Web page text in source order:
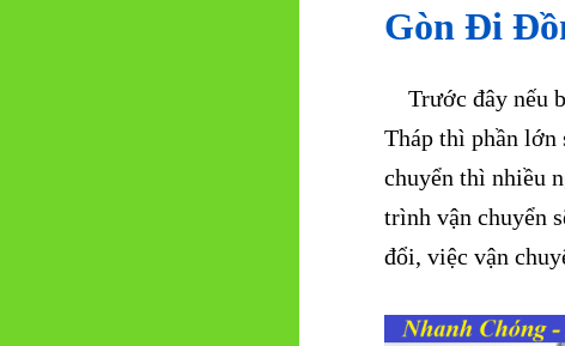
Gòn Đi
Trước đây nếu
Tháp thì phần
chuyển thì nhiều
trình vận chuyển
đổi, việc vận